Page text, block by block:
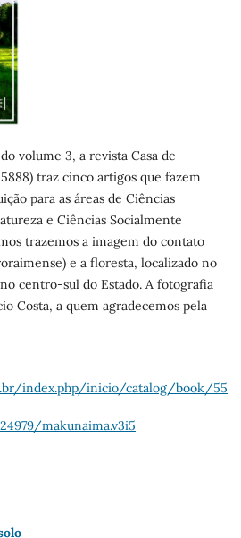
volume 3, a revista Casa de
traz cinco artigos que fazem
para as áreas de Ciências
e Ciências Socialmente
trazemos a imagem do contato
e a floresta, localizado no
centro-sul do Estado. A fotografia
Costa, a quem agradecemos pela
index.php/inicio/catalog/book/55
makunaima.v3i5